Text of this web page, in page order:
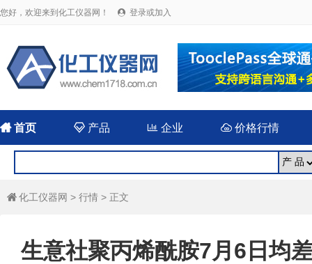
您好，欢迎来到化工仪器网！  登录或加入
首页 产品  企业 价格行情
 化工仪器网 > 行情 > 正文
生意社聚丙烯酰胺7月6日均